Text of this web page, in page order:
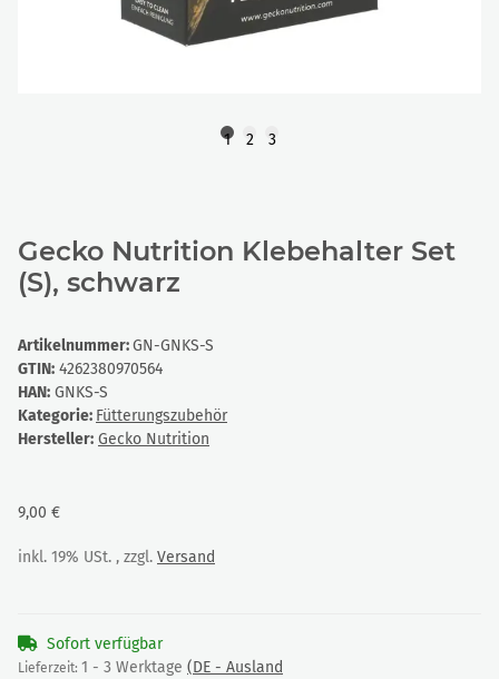
1 2 3
Gecko Nutrition Klebehalter Set
(S), schwarz
Artikelnummer:GN-GNKS-S
GTIN: 4262380970564
HAN: GNKS-S
Kategorie: Fütterungszubehör
Hersteller: Gecko Nutrition
9,00 €
inkl. 19% USt. , zzgl. Versand
Sofort verfügbar
Lieferzeit: 1 - 3 Werktage (DE - Ausland